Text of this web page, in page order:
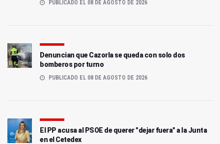
PUBLICADO EL 08 DE AGOSTO DE 2026
Denuncian que Cazorla se queda con solo dos
bomberos por turno
PUBLICADO EL 08 DE AGOSTO DE 2026
El PP acusa al PSOE de querer "dejar fuera" a la Junta
en el Cetedex